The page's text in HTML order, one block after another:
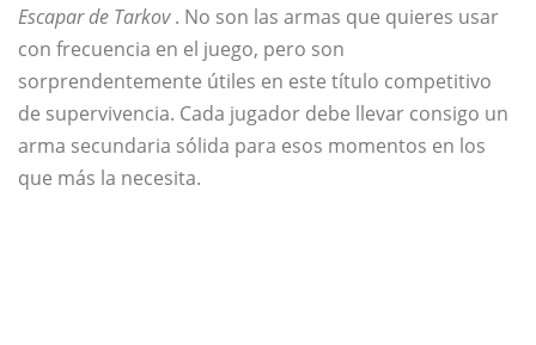
Escapar de Tarkov. No son las armas que quieres usar
con frecuencia en el juego, pero son
sorprendentemente útiles en este título competitivo
de supervivencia. Cada jugador debe llevar consigo un
arma secundaria sólida para esos momentos en los
que más la necesita.